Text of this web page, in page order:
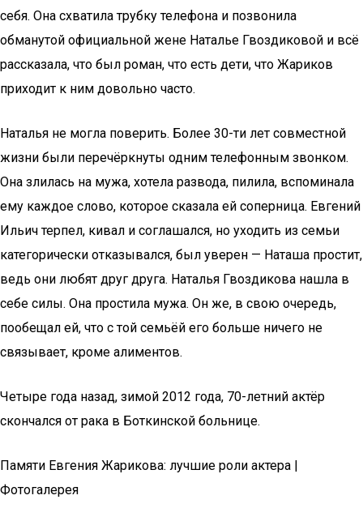
себя. Она схватила трубку телефона и позвонила
обманутой официальной жене Наталье Гвоздиковой и всё
рассказала, что был роман, что есть дети, что Жариков
приходит к ним довольно часто.
Наталья не могла поверить. Более 30-ти лет совместной
жизни были перечёркнуты одним телефонным звонком.
Она злилась на мужа, хотела развода, пилила, вспоминала
ему каждое слово, которое сказала ей соперница. Евгений
Ильич терпел, кивал и соглашался, но уходить из семьи
категорически отказывался, был уверен — Наташа простит,
ведь они любят друг друга. Наталья Гвоздикова нашла в
себе силы. Она простила мужа. Он же, в свою очередь,
пообещал ей, что с той семьёй его больше ничего не
связывает, кроме алиментов.
Четыре года назад, зимой 2012 года, 70-летний актёр
скончался от рака в Боткинской больнице.
Памяти Евгения Жарикова: лучшие роли актера |
Фотогалерея